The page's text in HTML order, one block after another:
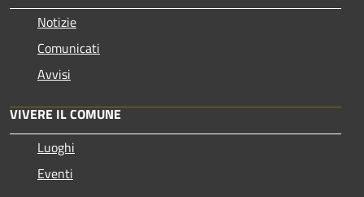
Notizie
Comunicati
Avvisi
VIVERE IL COMUNE
Luoghi
Eventi